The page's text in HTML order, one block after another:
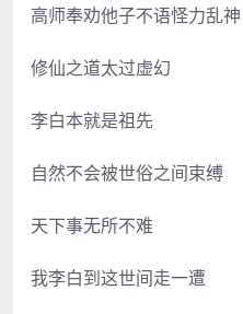
高师奉劝他子不语怪力乱神
修仙之道太过虚幻
李白本就是祖先
自然不会被世俗之间束缚
天下事无所不难
我李白到这世间走一遭